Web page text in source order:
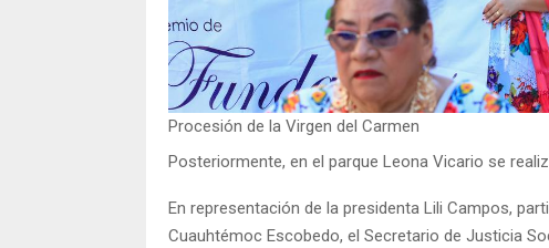
Procesión de la Virgen del Carmen
Posteriormente, en el parque Leona Vicario se
En representación de la presidenta Lili Campos,
Cuauhtémoc Escobedo, el Secretario de Justicia